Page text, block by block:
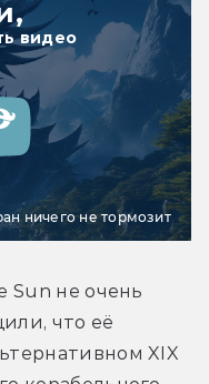
видео
ничего не тормозит
Sun не очень
что её
XIX